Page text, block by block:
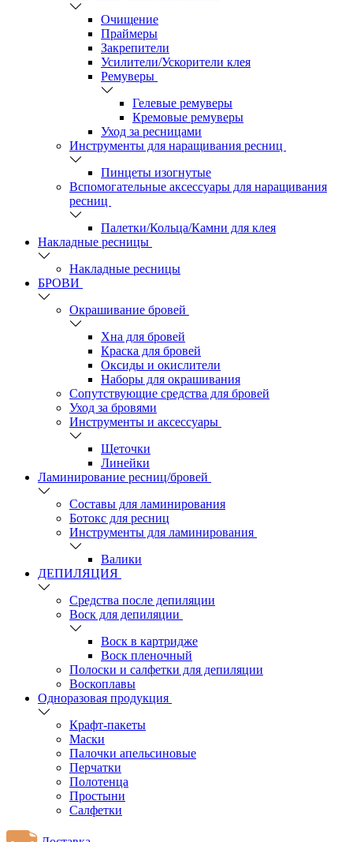
Очищение
Праймеры
Закрепители
Усилители/Ускорители клея
Ремуверы
Гелевые ремуверы
Кремовые ремуверы
Уход за ресницами
Инструменты для наращивания ресниц
Пинцеты изогнутые
Вспомогательные аксессуары для наращивания
ресниц
Палетки/Кольца/Камни для клея
Накладные ресницы
Накладные ресницы
БРОВИ
Окрашивание бровей
Хна для бровей
Краска для бровей
Оксиды и окислители
Наборы для окрашивания
Сопутствующие средства для бровей
Уход за бровями
Инструменты и аксессуары
Щеточки
Линейки
Ламинирование ресниц/бровей
Составы для ламинирования
Ботокс для ресниц
Инструменты для ламинирования
Валики
ДЕПИЛЯЦИЯ
Средства после депиляции
Воск для депиляции
Воск в картридже
Воск пленочный
Полоски и салфетки для депиляции
Воскоплавы
Одноразовая продукция
Крафт-пакеты
Маски
Палочки апельсиновые
Перчатки
Полотенца
Простыни
Салфетки